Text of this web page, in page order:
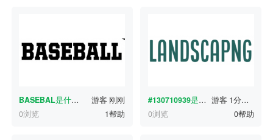
BASEBAL是什么字体？ 游客 刚刚
0浏览
1帮助
#130710939是什么字体？ 游客 1分钟前
0浏览
0帮助